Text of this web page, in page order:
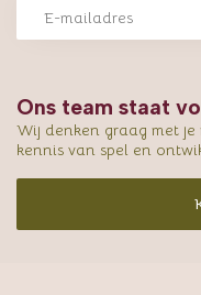
Ons team staat
Wij denken graag met
kennis van spel en